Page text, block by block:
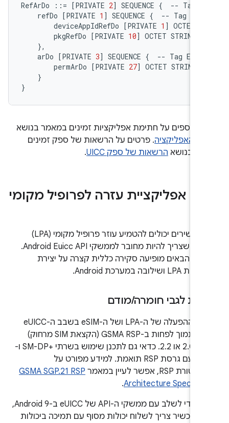
RefArDo ::= [PRIVATE 2] SEQUENCE {
refDo [PRIVATE 1] SEQUENCE { --
deviceAppIdRefDo [PRIVATE 1]
pkgRefDo [PRIVATE 10] OCTET
arDo [PRIVATE 3] SEQUENCE { --
permArDo [PRIVATE 27] OCTET
נוספים על חתימת אפליקציות זמינים במאמר בנושא
האפליקציה. פרטים על הרשאות של ספק זמינים
הרשאות של ספק UICC .
אפליקציית עזרה לפרופיל מקומי
יצרני מכשירים יכולים להטמיע עוזר פרופיל מקומי (LPA)
משלהם, שצריך להיות מחובר לממשקי Android Euicc API.
הבאים מופיעה סקירה כללית קצרה על יצירת
לגבי חומרה/מודם
מערכת ההפעלה של ה-LPA ושל ה-eSIM בשבב ה-eUICC
צריכה לתמוך לפחות ב-GSMA RSP (הקצאת SIM מרחוק)
בגרסה 2.0 או 2.2. כדאי גם לתכנן שימוש בשרתי SM-DP+‎ ו-
SM-DS עם גרסת RSP תואמת. למידע מפורט על
GSMA SGP.21 RSP
Architecture
.
בנוסף, כדי לשלב עם ממשקי ה-API של eUICC ב-Android 9,
המכשיר צריך לשלוח יכולות מסוף עם תמיכה ביכולות